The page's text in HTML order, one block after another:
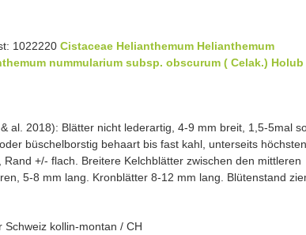
1022220 Cistaceae Helianthemum Helianthemum
nummularium subsp. obscurum ( Celak.) Holub
al. 2018): Blätter nicht lederartig, 4-9 mm breit, 1,5-5mal
büschelborstig behaart bis fast kahl, unterseits
+/- flach. Breitere Kelchblätter zwischen den mittleren
5-8 mm lang. Kronblätter 8-12 mm lang. Blütenstand
kollin-montan / CH